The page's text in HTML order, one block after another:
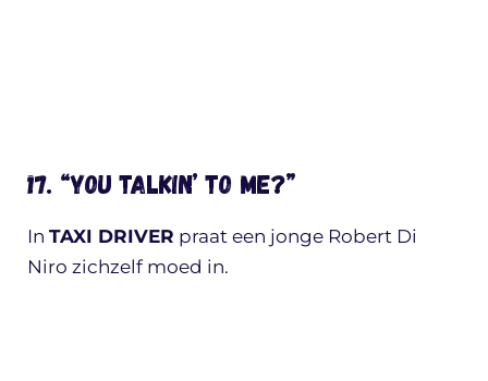
17. “YOU TALKIN’ TO ME?”
In TAXI DRIVER praat een jonge Robert Di
Niro zichzelf moed in.